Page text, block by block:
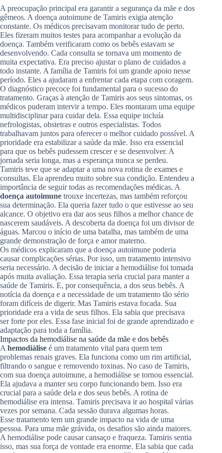
A preocupação principal era garantir a segurança da mãe e dos
gêmeos. A doença autoimune de Tamiris exigia atenção
constante. Os médicos precisavam monitorar tudo de perto.
Eles fizeram muitos testes para acompanhar a evolução da
doença. Também verificaram como os bebês estavam se
desenvolvendo. Cada consulta se tornava um momento de
muita expectativa. Era preciso ajustar o plano de cuidados a
todo instante. A família de Tamiris foi um grande apoio nesse
período. Eles a ajudaram a enfrentar cada etapa com coragem.
O diagnóstico precoce foi fundamental para o sucesso do
tratamento. Graças à atenção de Tamiris aos seus sintomas, os
médicos puderam intervir a tempo. Eles montaram uma equipe
multidisciplinar para cuidar dela. Essa equipe incluía
nefrologistas, obstetras e outros especialistas. Todos
trabalhavam juntos para oferecer o melhor cuidado possível. A
prioridade era estabilizar a saúde da mãe. Isso era essencial
para que os bebês pudessem crescer e se desenvolver. A
jornada seria longa, mas a esperança nunca se perdeu.
Tamiris teve que se adaptar a uma nova rotina de exames e
consultas. Ela aprendeu muito sobre sua condição. Entendeu a
importância de seguir todas as recomendações médicas. A
doença autoimune trouxe incertezas, mas também reforçou
sua determinação. Ela queria fazer tudo o que estivesse ao seu
alcance. O objetivo era dar aos seus filhos a melhor chance de
nascerem saudáveis. A descoberta da doença foi um divisor de
águas. Marcou o início de uma batalha, mas também de uma
grande demonstração de força e amor materno.
Os médicos explicaram que a doença autoimune poderia
causar complicações sérias. Por isso, um tratamento intensivo
seria necessário. A decisão de iniciar a hemodiálise foi tomada
após muita avaliação. Essa terapia seria crucial para manter a
saúde de Tamiris. E, por consequência, a dos seus bebês. A
notícia da doença e a necessidade de um tratamento tão sério
foram difíceis de digerir. Mas Tamiris estava focada. Sua
prioridade era a vida de seus filhos. Ela sabia que precisava
ser forte por eles. Essa fase inicial foi de grande aprendizado e
adaptação para toda a família.
Impactos da hemodiálise na saúde da mãe e dos bebês
A hemodiálise é um tratamento vital para quem tem
problemas renais graves. Ela funciona como um rim artificial,
filtrando o sangue e removendo toxinas. No caso de Tamiris,
com sua doença autoimune, a hemodiálise se tornou essencial.
Ela ajudava a manter seu corpo funcionando bem. Isso era
crucial para a saúde dela e dos seus bebês. A rotina de
hemodiálise era intensa. Tamiris precisava ir ao hospital várias
vezes por semana. Cada sessão durava algumas horas.
Esse tratamento tem um grande impacto na vida de uma
pessoa. Para uma mãe grávida, os desafios são ainda maiores.
A hemodiálise pode causar cansaço e fraqueza. Tamiris sentia
isso, mas sua força de vontade era enorme. Ela sabia que cada